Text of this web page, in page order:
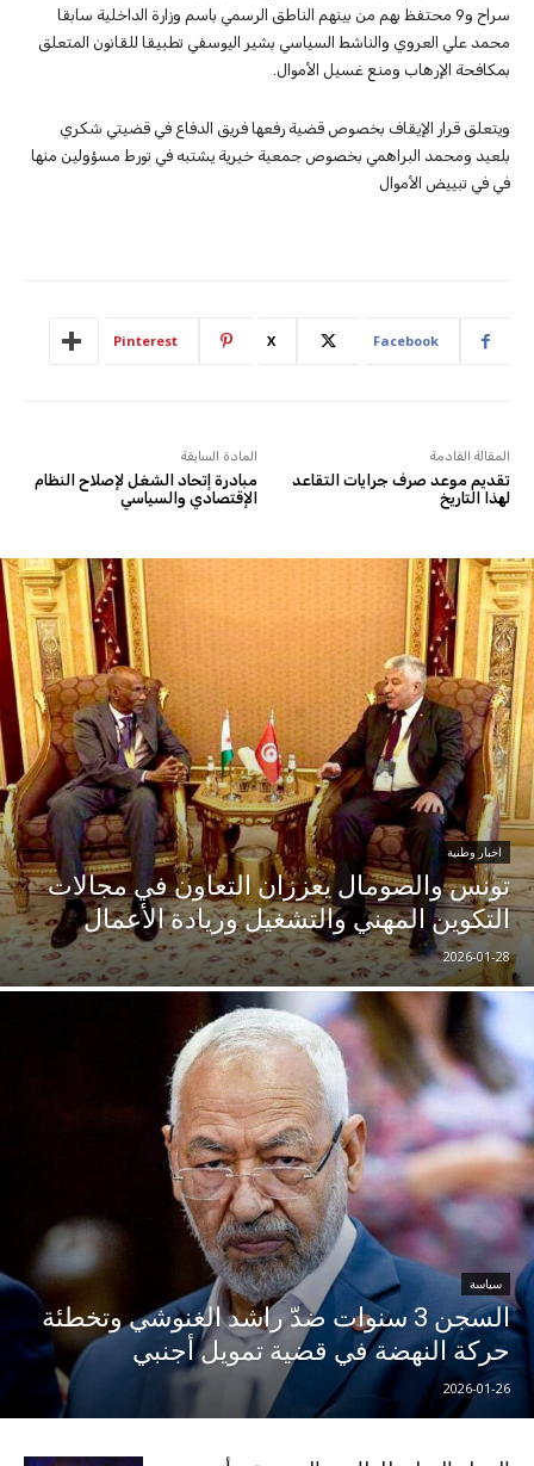
سراح و9 محتفظ بهم من بينهم الناطق الرسمي باسم وزارة الداخلية سابقا
محمد علي العروي والناشط السياسي بشير اليوسفي تطبيقا للقانون المتعلق
بمكافحة الإرهاب ومنع غسيل الأموال.
ويتعلق قرار الإيقاف بخصوص قضية رفعها فريق الدفاع في قضيتي شكري
بلعيد ومحمد البراهمي بخصوص جمعية خيرية يشتبه في تورط مسؤولين منها
في في تبييض الأموال
Facebook
X
Pinterest
المادة السابقة
مبادرة إتحاد الشغل لإصلاح النظام
الإقتصادي والسياسي
المقالة القادمة
تقديم موعد صرف جرايات التقاعد
لهذا التاريخ
اخبار وطنية
تونس والصومال يعززان التعاون في مجالات
التكوين المهني والتشغيل وريادة الأعمال
2026-01-28
سياسة
السجن 3 سنوات ضدّ راشد الغنوشي وتخطئة
حركة النهضة في قضية تمويل أجنبي
2026-01-26